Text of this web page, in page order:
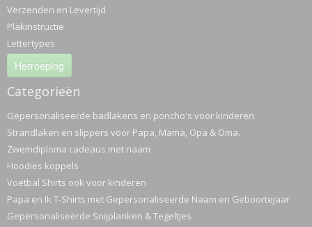
Verzenden en Levertijd
Plakinstructie
Lettertypes
Herroeping
Categorieën
Gepersonaliseerde badlakens en poncho's voor kinderen
Strandlaken en slippers voor Papa, Mama, Opa & Oma.
Zwemdiploma cadeaus met naam
Hoodies koppels
Voetbal Shirts ook voor kinderen
Papa en Ik T-Shirts met Gepersonaliseerde Naam en Geboortejaar
Gepersonaliseerde Snijplanken & Tegeltjes